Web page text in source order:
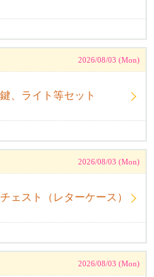
2026/08/03 (Mon)
、ライト等セット
2026/08/03 (Mon)
ェスト（レターケース）
2026/08/03 (Mon)